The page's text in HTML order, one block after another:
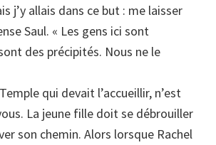
j’y allais dans ce but : me laisser
Saul. « Les gens ici sont
des précipités. Nous ne le
qui devait l’accueillir, n’est
La jeune fille doit se débrouiller
son chemin. Alors lorsque Rachel